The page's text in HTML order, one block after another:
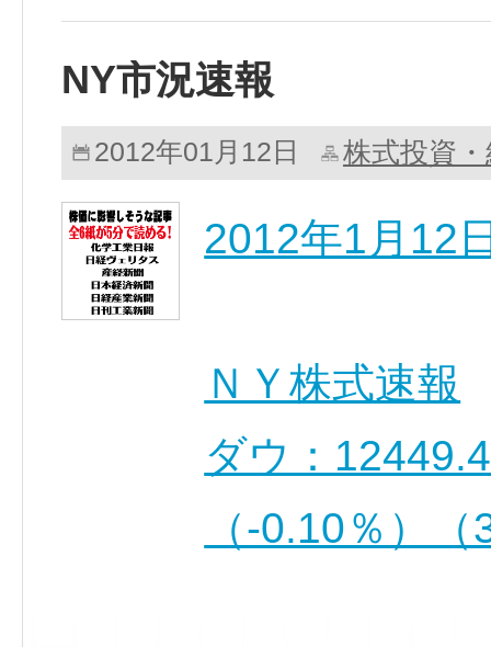
NY市況速報
2012年01月12日 株式投資
2012年1月12
ＮＹ株式速報
ダウ：
（-0.10％）